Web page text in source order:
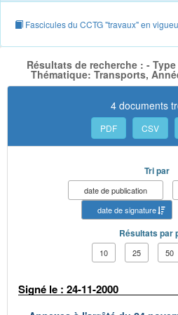
Fascicules du CCTG "travaux" en
Résultats de recherche : -
Thématique: Transports,
4 documents
PDF CSV
Tri par
date de publication
date de signature
Résultats par
10 25 50
Signé le : 24-11-2000